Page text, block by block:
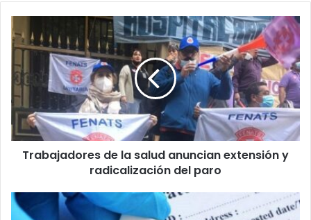
de
la
salud
anuncian
extensión
y
radicalización
del
paroTrabajadores de la salud anuncian extensión y
radicalización del paro
Los
Ríos